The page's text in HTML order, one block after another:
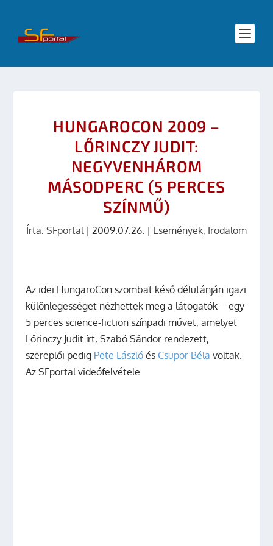
HUNGAROCON 2009 –
LŐRINCZY JUDIT:
NEGYVENHÁROM
MÁSODPERC (5 PERCES
SZÍNMŰ)
Írta: SFportal| 2009.07.26. | Események, Irodalom
Az idei HungaroCon szombat késő délutánján igazi
különlegességet nézhettek meg a látogatók – egy
5 perces science-fiction színpadi művet, amelyet
Lőrinczy Judit írt, Szabó Sándor rendezett,
szereplői pedig Pete László és Csupor Béla voltak.
Az SFportal videófelvétele